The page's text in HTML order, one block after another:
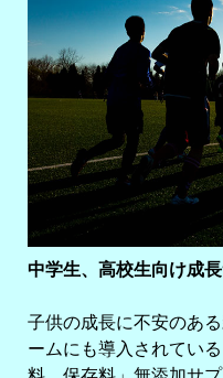
中学生、高校生向け成
子供の成長に不安のあ
ームにも導入されてい